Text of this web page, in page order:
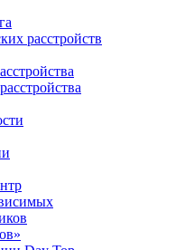
расстройств